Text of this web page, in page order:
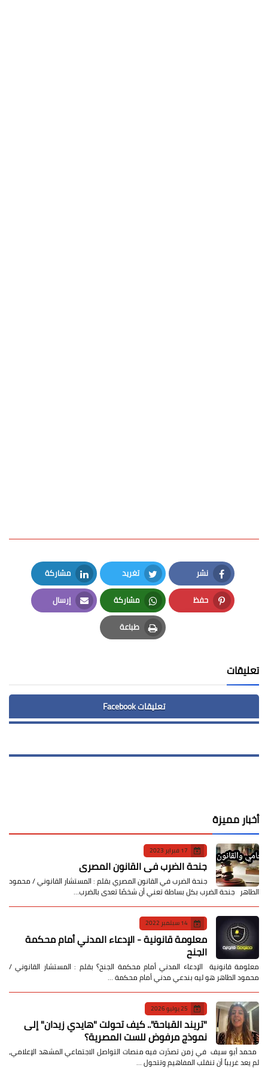
نشر
Facebook
تغريد
Twitter
مشاركة
LinkedIn
حفظ
Pinterest
مشاركة
Whatsapp
إرسال
Email
طباعة
Print
تعليقات
تعليقات Facebook
أخبار مميزة
17 فبراير 2023
جنحة الضرب في القانون المصري
جنحة الضرب في القانون المصري بقلم : المستشار القانوني / محمود
الطاهر جنحة الضرب بكل بساطة تعني أن شخصًا تعدى بالضرب…
14 سبتمبر 2022
معلومة قانونية - الإدعاء المدني أمام محكمة
الجنح
معلومة قانونية الإدعاء المدني أمام محكمة الجنح؟ بقلم : المستشار القانوني /
محمود الطاهر هو ليه بندعي مدني أمام محكمة …
25 يوليو 2026
​"تريند القباحة".. كيف تحولت "هايدي زيدان" إلى
نموذج مرفوض للست المصرية؟
​ محمد أبو سيف ​في زمن تصدّرت فيه منصات التواصل الاجتماعي المشهد الإعلامي،
لم يعد غريباً أن تنقلب المفاهيم وتتحول …